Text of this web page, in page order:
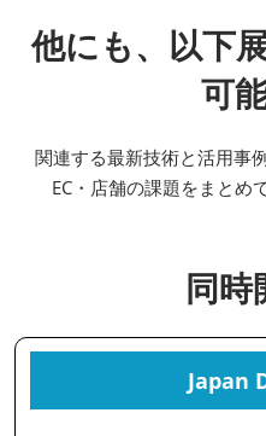
他にも、以下
可
関連する最新技術と活用事
EC・店舗の課題をまとめ
同時
Japan